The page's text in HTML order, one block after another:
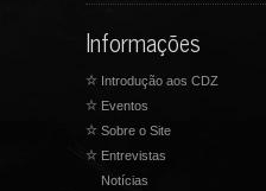
Informações
☆ Introdução aos CDZ
☆ Eventos
☆ Sobre o Site
☆ Entrevistas
Notícias